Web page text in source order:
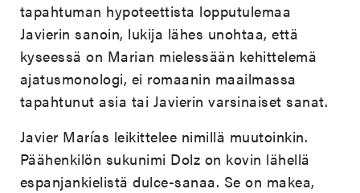
tapahtuman hypoteettista lopputulemaa
Javierin sanoin, lukija lähes unohtaa, että
kyseessä on Marian mielessään kehittelemä
ajatusmonologi, ei romaanin maailmassa
tapahtunut asia tai Javierin varsinaiset sanat.
Javier Marías leikittelee nimillä muutoinkin.
Päähenkilön sukunimi Dolz on kovin lähellä
espanjankielistä dulce-sanaa. Se on makea,